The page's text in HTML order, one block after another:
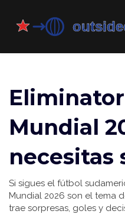
Mundial
necesitas
Si sigues el fútbol
Mundial 2026 son el tema
trae sorpresas, goles y